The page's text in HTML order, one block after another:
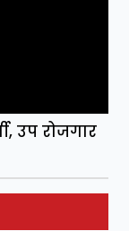
उप रोजगार